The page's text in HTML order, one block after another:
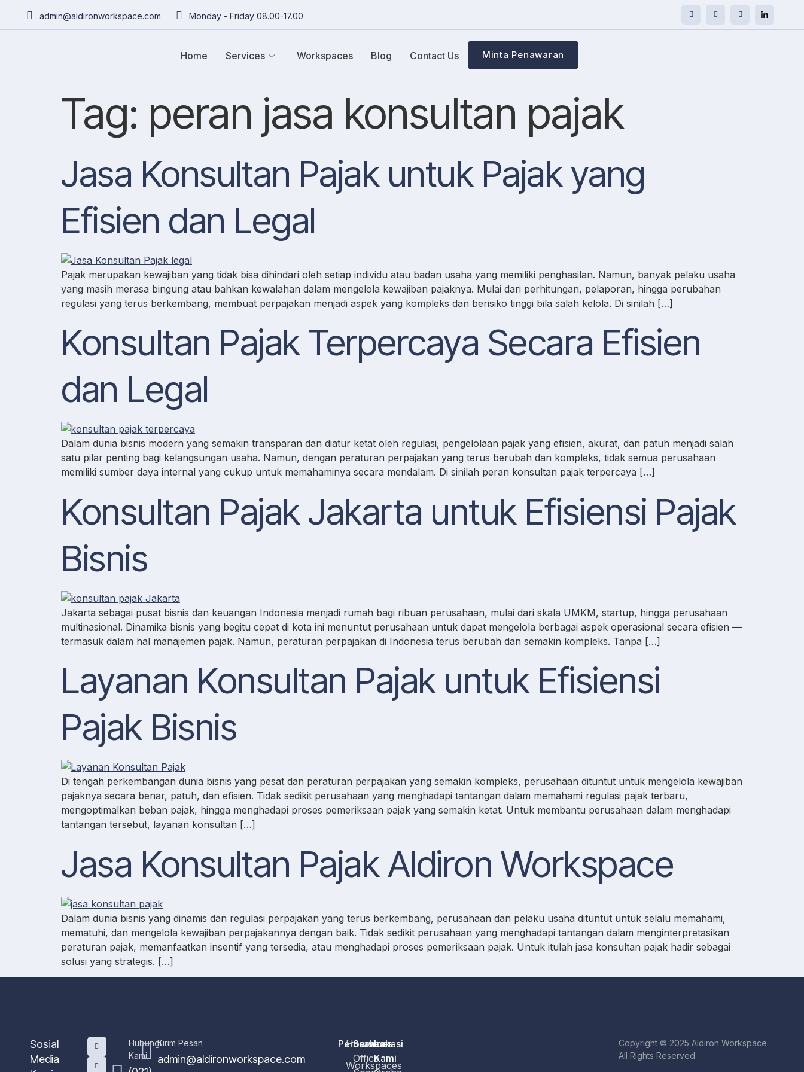
admin@aldironworkspace.com Monday - Friday 08.00-17.00
Home Services Workspaces Blog Contact Us Minta Penawaran
Tag: peran jasa konsultan pajak
Jasa Konsultan Pajak untuk Pajak yang
Efisien dan Legal
Pajak merupakan kewajiban yang tidak bisa dihindari oleh setiap individu atau badan usaha yang memiliki penghasilan. Namun, banyak pelaku usaha
yang masih merasa bingung atau bahkan kewalahan dalam mengelola kewajiban pajaknya. Mulai dari perhitungan, pelaporan, hingga perubahan
regulasi yang terus berkembang, membuat perpajakan menjadi aspek yang kompleks dan berisiko tinggi bila salah kelola. Di sinilah […]
Konsultan Pajak Terpercaya Secara Efisien
dan Legal
Dalam dunia bisnis modern yang semakin transparan dan diatur ketat oleh regulasi, pengelolaan pajak yang efisien, akurat, dan patuh menjadi salah
satu pilar penting bagi kelangsungan usaha. Namun, dengan peraturan perpajakan yang terus berubah dan kompleks, tidak semua perusahaan
memiliki sumber daya internal yang cukup untuk memahaminya secara mendalam. Di sinilah peran konsultan pajak terpercaya […]
Konsultan Pajak Jakarta untuk Efisiensi Pajak
Bisnis
Jakarta sebagai pusat bisnis dan keuangan Indonesia menjadi rumah bagi ribuan perusahaan, mulai dari skala UMKM, startup, hingga perusahaan
multinasional. Dinamika bisnis yang begitu cepat di kota ini menuntut perusahaan untuk dapat mengelola berbagai aspek operasional secara efisien —
termasuk dalam hal manajemen pajak. Namun, peraturan perpajakan di Indonesia terus berubah dan semakin kompleks. Tanpa […]
Layanan Konsultan Pajak untuk Efisiensi
Pajak Bisnis
Di tengah perkembangan dunia bisnis yang pesat dan peraturan perpajakan yang semakin kompleks, perusahaan dituntut untuk mengelola kewajiban
pajaknya secara benar, patuh, dan efisien. Tidak sedikit perusahaan yang menghadapi tantangan dalam memahami regulasi pajak terbaru,
mengoptimalkan beban pajak, hingga menghadapi proses pemeriksaan pajak yang semakin ketat. Untuk membantu perusahaan dalam menghadapi
tantangan tersebut, layanan konsultan […]
Jasa Konsultan Pajak Aldiron Workspace
Dalam dunia bisnis yang dinamis dan regulasi perpajakan yang terus berkembang, perusahaan dan pelaku usaha dituntut untuk selalu memahami,
mematuhi, dan mengelola kewajiban perpajakannya dengan baik. Tidak sedikit perusahaan yang menghadapi tantangan dalam menginterpretasikan
peraturan pajak, memanfaatkan insentif yang tersedia, atau menghadapi proses pemeriksaan pajak. Untuk itulah jasa konsultan pajak hadir sebagai
solusi yang strategis. […]
Sosial
Media
Hubungi
Kami
Kirim Pesan
admin@aldironworkspace.com
Perusahaan
Home
Workspaces
Services
Office
Lokasi
Kami
Copyright © 2025 Aldiron Workspace.
All Rights Reserved.